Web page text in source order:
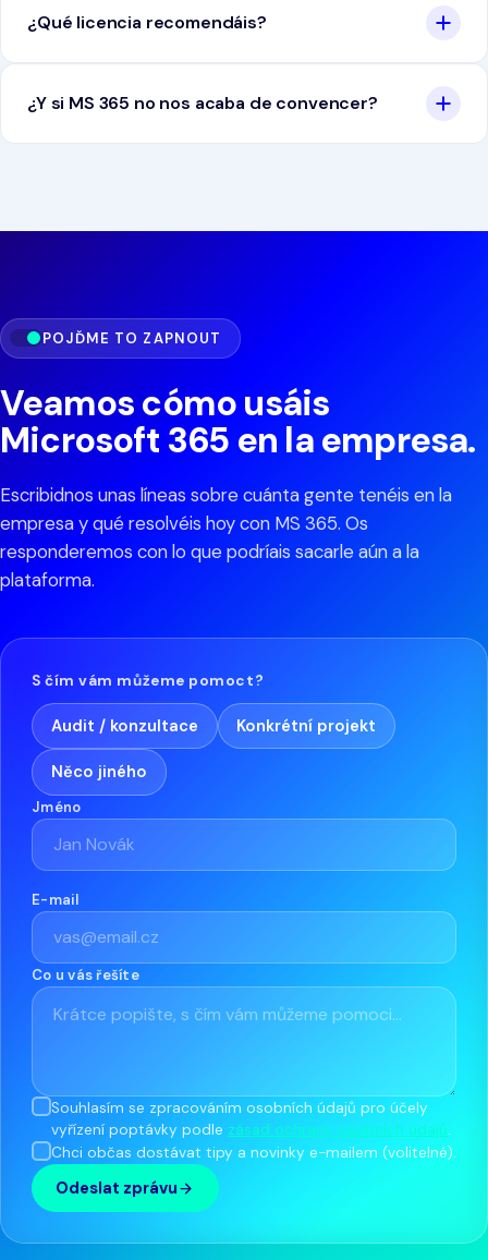
¿Qué licencia recomendáis?
¿Y si MS 365 no nos acaba de convencer?
POJĎME TO ZAPNOUT
Veamos cómo usáis
Microsoft 365 en la empresa.
Escribidnos unas líneas sobre cuánta gente tenéis en la
empresa y qué resolvéis hoy con MS 365. Os
responderemos con lo que podríais sacarle aún a la
plataforma.
S čím vám můžeme pomoct?
Audit / konzultace Konkrétní projekt
Něco jiného
Jméno
E-mail
Co u vás řešíte
Souhlasím se zpracováním osobních údajů pro účely
vyřízení poptávky podle zásad ochrany osobních údajů.
Chci občas dostávat tipy a novinky e-mailem (volitelné).
Odeslat zprávu